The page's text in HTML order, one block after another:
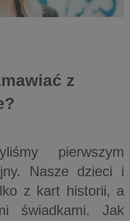
z
pierwszym
Nasze dzieci i
z kart historii, a
świadkami. Jak